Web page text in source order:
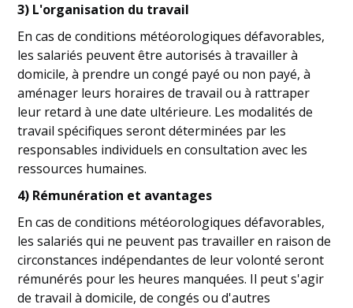
3) L'organisation du travail
En cas de conditions météorologiques défavorables,
les salariés peuvent être autorisés à travailler à
domicile, à prendre un congé payé ou non payé, à
aménager leurs horaires de travail ou à rattraper
leur retard à une date ultérieure. Les modalités de
travail spécifiques seront déterminées par les
responsables individuels en consultation avec les
ressources humaines.
4) Rémunération et avantages
En cas de conditions météorologiques défavorables,
les salariés qui ne peuvent pas travailler en raison de
circonstances indépendantes de leur volonté seront
rémunérés pour les heures manquées. Il peut s'agir
de travail à domicile, de congés ou d'autres